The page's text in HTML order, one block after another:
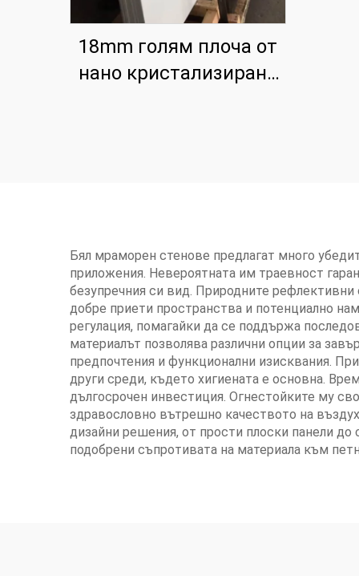
18mm голям плоча от
нано кристализирано
Бял мраморен стенове предлагат много
приложения. Невероятната им траевност
безупречния си вид. Природните
добре приети пространства и потенциално
регулация, помагайки да се поддържа
материалът позволява различни опции за
предпочтения и функционални изисквания.
други среди, където хигиената е основна.
дългосрочен инвестиция. Огнестойките му
здравословно вътрешно качеството на
дизайни решения, от прости плоски панели до
подобрени съпротивата на материала към